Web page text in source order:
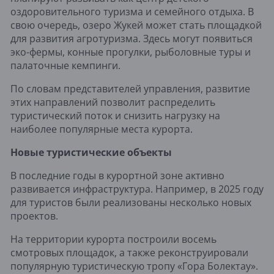
оздоровительного туризма и семейного отдыха. В
свою очередь, озеро Жукей может стать площадкой
для развития агротуризма. Здесь могут появиться
эко-фермы, конные прогулки, рыболовные туры и
палаточные кемпинги.
По словам представителей управления, развитие
этих направлений позволит распределить
туристический поток и снизить нагрузку на
наиболее популярные места курорта.
Новые туристические объекты
В последние годы в курортной зоне активно
развивается инфраструктура. Например, в 2025 году
для туристов были реализованы несколько новых
проектов.
На территории курорта построили восемь
смотровых площадок, а также реконструировали
популярную туристическую тропу «Гора Болектау».